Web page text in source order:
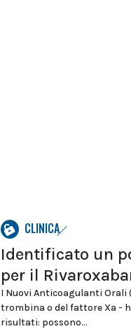
CLINICA
Identificato un
per il
I Nuovi Anticoagulanti
trombina o del fattore Xa -
risultati: possono...